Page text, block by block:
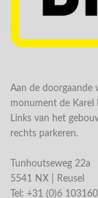
Aan de doorgaande
monument de Karel
Links van het
rechts parkeren.
Tunhoutseweg 22a
5541 NX | Reusel
Tel: +31 (0)6